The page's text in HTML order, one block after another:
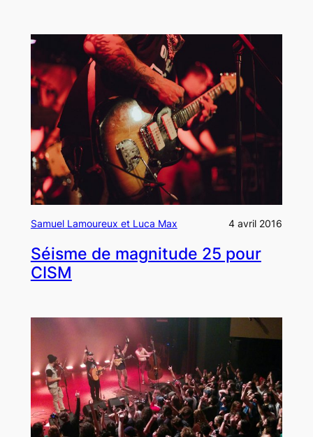
Samuel Lamoureux et Luca Max 4 avril 2016
Séisme de magnitude 25 pour
CISM